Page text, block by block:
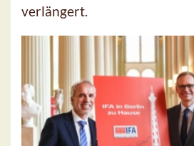
verlängert.